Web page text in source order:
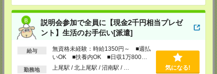
説明会参加で全員に【現金2千円相当プレゼ
ント】生活のお手伝い[派遣]
給与
無資格未経験：時給1350円～ ■週払
いOK ■扶養内OK ■日収1万800円
以上
勤務地 上尾駅 / 北上尾駅 / 沼南駅 / … 気になる!
メディカルケア事業部 町田オフィス
東京都町田市森野1-7-23 大樹生命町田ビル6F
TEL：0120-453-285
MAIL：tenshoku@nikken-ts.jp
メディカルケア事業部 横浜オフィス
神奈川県横浜市保土ケ谷区神戸町134 横浜ビジネスパークサウスタワー